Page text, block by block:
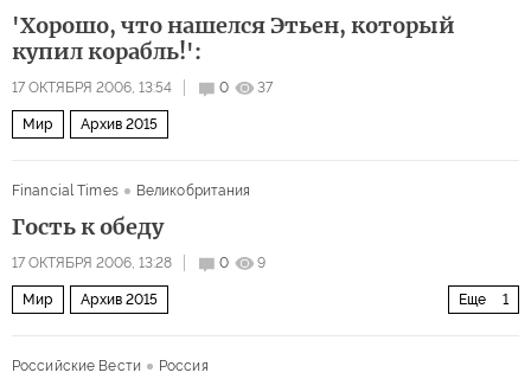
'Хорошо, что нашелся Этьен, который
купил корабль!':
17 ОКТЯБРЯ 2006, 13:54 0 37
Мир Архив 2015
Financial Times Великобритания
Гость к обеду
17 ОКТЯБРЯ 2006, 13:28 0 9
Еще 1
Мир Архив 2015
Российские Вести
Россия